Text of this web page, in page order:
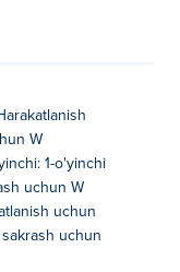
engib, g'alaba
kerak?
W
1-o'yinchi
uchun W
uchun
uchun